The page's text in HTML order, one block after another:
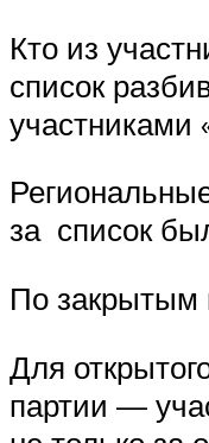
Кто из
список
участниками
за список
По закрытым
Для
партии —